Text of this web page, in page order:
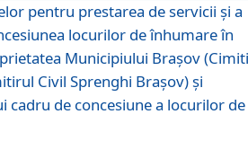
pentru prestarea de servicii şi a
locurilor de înhumare în
Municipiului Braşov
Civil Sprenghi Braşov) şi
cadru de concesiune a locurilor de